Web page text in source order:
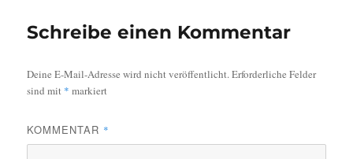
Schreibe einen Kommentar
Deine E-Mail-Adresse wird nicht veröffentlicht.Erforderliche Felder
sind mit * markiert
KOMMENTAR *